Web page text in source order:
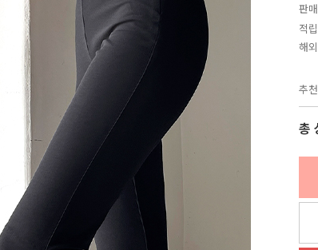
판
적
해
추
총